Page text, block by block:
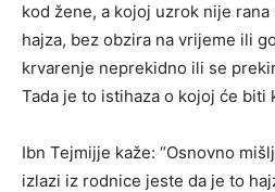
kod žene, a kojoj uzrok nije
hajza, bez obzira na vrijeme ili
krvarenje neprekidno ili se
Tada je to istihaza o kojoj će biti
Ibn Tejmijje kaže: “Osnovno
izlazi iz rodnice jeste da je to